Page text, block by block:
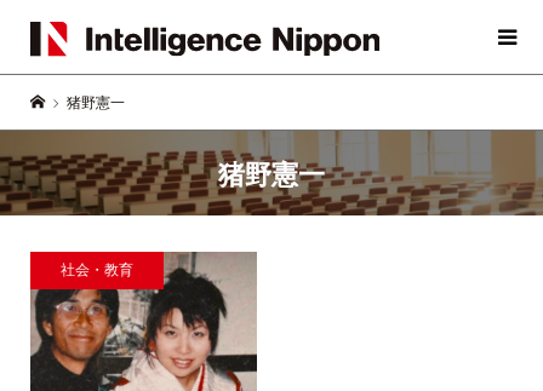
猪野憲一
猪野憲一
社会・教育